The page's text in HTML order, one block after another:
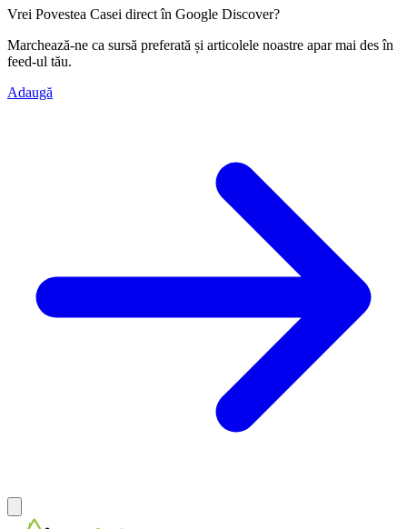
Vrei Povestea Casei direct în Google Discover?
Marchează-ne ca sursă preferată și articolele noastre apar mai des în
feed-ul tău.
Adaugă